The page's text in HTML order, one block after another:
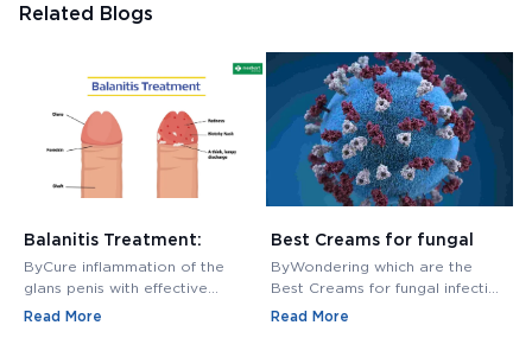
Related Blogs
Balanitis Treatment:
Medications, Antibiotics,
and Creams
ByCure inflammation of the
glans penis with effective
balanitis treatment. Discover
Read More
Best Creams for fungal
infection in private area -
Buy Cream Online
ByWondering which are the
Best Creams for fungal infection
in private area? Buy Fungal
Read More